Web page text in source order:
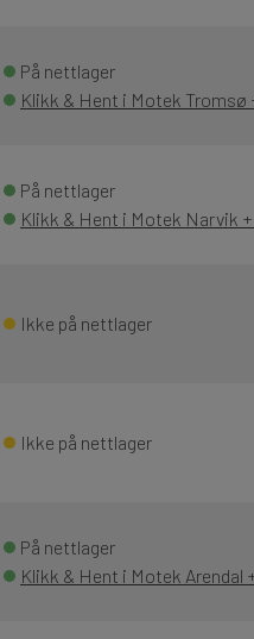
På nettlager
Klikk & Hent i Motek Tromsø
På nettlager
Klikk & Hent i Motek Narvik +
Ikke på nettlager
Ikke på nettlager
På nettlager
Klikk & Hent i Motek Arendal